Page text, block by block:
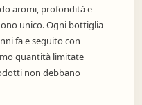
aromi, profondità e
unico. Ogni bottiglia
fa e seguito con
quantità limitate
non debbano